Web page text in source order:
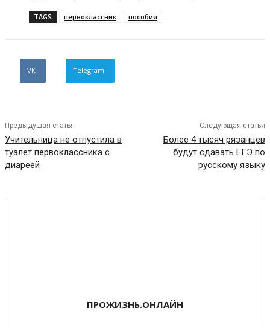
TAGS первоклассник пособия
VK Telegram
Предыдущая статья
Учительница не отпустила в
туалет первоклассника с
диареей
Следующая статья
Более 4 тысяч рязанцев
будут сдавать ЕГЭ по
русскому языку
ПРОЖИЗНЬ.ОНЛАЙН